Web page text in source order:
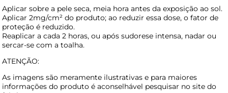
Aplicar sobre a pele seca, meia hora antes da exposição ao sol.
Aplicar 2mg/cm² do produto; ao reduzir essa dose, o fator de
proteção é reduzido.
Reaplicar a cada 2 horas, ou após sudorese intensa, nadar ou
sercar-se com a toalha.
ATENÇÃO:
As imagens são meramente ilustrativas e para maiores
informações do produto é aconselhável pesquisar no site do